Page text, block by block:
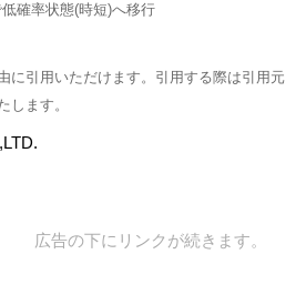
確率状態(時短)へ移行
に引用いただけます。引用する際は引用元
します。
広告の下にリンクが続きます。